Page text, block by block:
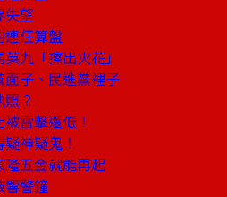
失望
連任算盤
九「擦出火花」
子、民進黨裡子
？
雷擊還低！
神疑鬼！
五金就能再起
響警鐘